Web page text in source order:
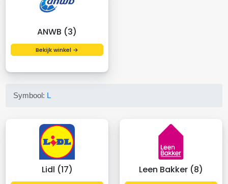
ANWB (3)
Bekijk winkel →
Symbool: L
Lidl (17) Leen Bakker (8)